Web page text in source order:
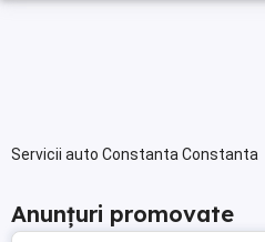
Servicii auto Constanta Constanta
Anunțuri promovate